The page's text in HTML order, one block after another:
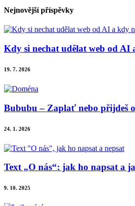
Nejnovější příspěvky
Kdy si nechat udělat web od AI
19. 7. 2026
Bububu – Zaplať nebo přijdeš
24. 1. 2026
Text „O nás“: jak ho napsat a
9. 10. 2025